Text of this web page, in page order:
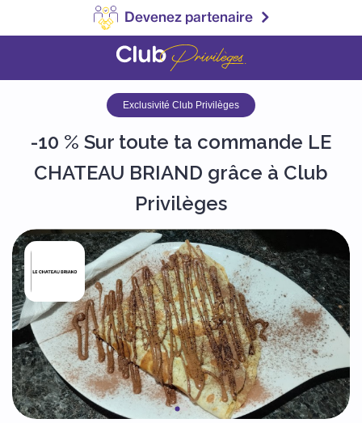
Devenez partenaire
Exclusivité Club Privilèges
-10 % Sur toute ta commande LE
CHATEAU BRIAND grâce à Club
Privilèges